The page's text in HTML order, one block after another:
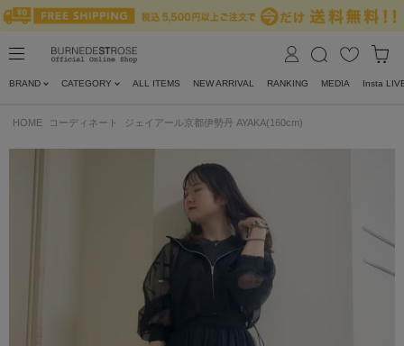
BRAND CATEGORY ALL ITEMS NEW ARRIVAL RANKING MEDIA Insta
HOME コーディネート ジェイアール京都伊勢丹 AYAKA(160cm)